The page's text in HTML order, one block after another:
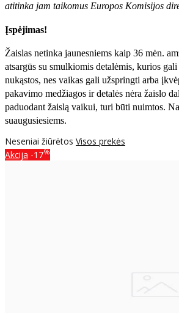
atitinka jam taikomus Europos Komisijos
Įspėjimas!
Žaislas netinka jaunesniems kaip 36 mėn.
atsargūs su smulkiomis detalėmis, kurios
nukąstos, nes vaikas gali užspringti arba
pakavimo medžiagos ir detalės nėra žaislo
paduodant žaislą vaikui, turi būti nuimtos.
suaugusiesiems.
Neseniai žiūrėtos Visos prekės
Akcija -17%